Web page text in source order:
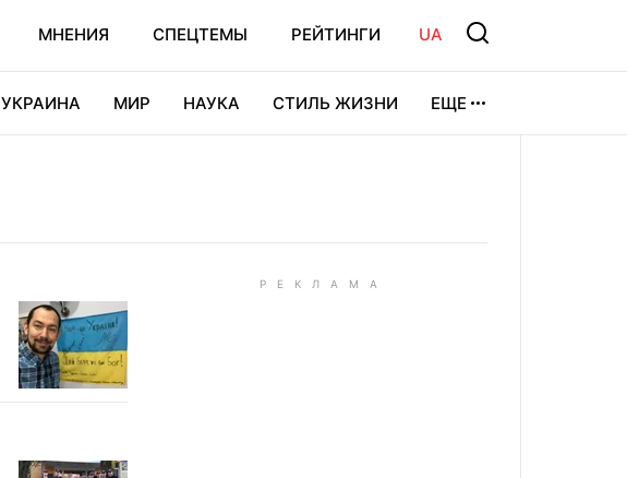
МНЕНИЯ СПЕЦТЕМЫ РЕЙТИНГИ UA
УКРАИНА МИР НАУКА СТИЛЬ ЖИЗНИ ЕЩЕ